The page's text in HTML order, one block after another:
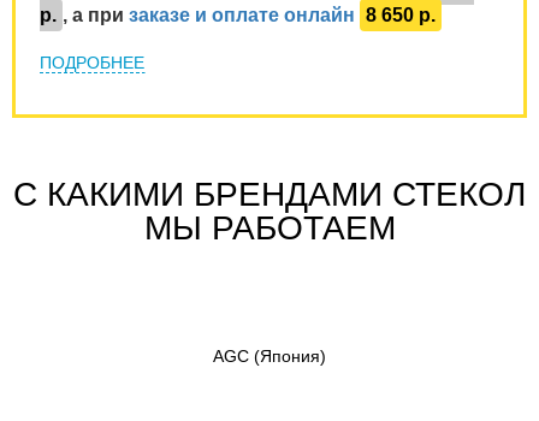
р. , а при заказе и оплате онлайн 8 650 р.
ПОДРОБНЕЕ
С КАКИМИ БРЕНДАМИ СТЕКОЛ
МЫ РАБОТАЕМ
AGC (Япония)